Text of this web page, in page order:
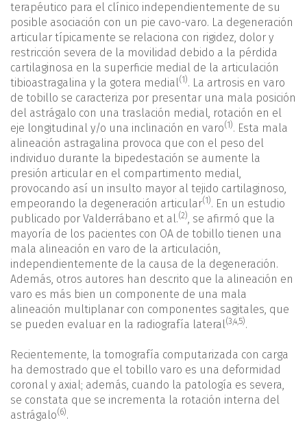
terapéutico para el clínico independientemente de su
posible asociación con un pie cavo-varo. La degeneración
articular típicamente se relaciona con rigidez, dolor y
restricción severa de la movilidad debido a la pérdida
cartilaginosa en la superficie medial de la articulación
tibioastragalina y la gotera medial(1). La artrosis en varo
de tobillo se caracteriza por presentar una mala posición
del astrágalo con una traslación medial, rotación en el
eje longitudinal y/o una inclinación en varo(1). Esta mala
alineación astragalina provoca que con el peso del
individuo durante la bipedestación se aumente la
presión articular en el compartimento medial,
provocando así un insulto mayor al tejido cartilaginoso,
empeorando la degeneración articular(1). En un estudio
publicado por Valderrábano et al.(2), se afirmó que la
mayoría de los pacientes con OA de tobillo tienen una
mala alineación en varo de la articulación,
independientemente de la causa de la degeneración.
Además, otros autores han descrito que la alineación en
varo es más bien un componente de una mala
alineación multiplanar con componentes sagitales, que
se pueden evaluar en la radiografía lateral(3,4,5).
Recientemente, la tomografía computarizada con carga
ha demostrado que el tobillo varo es una deformidad
coronal y axial; además, cuando la patología es severa,
se constata que se incrementa la rotación interna del
astrágalo(6).